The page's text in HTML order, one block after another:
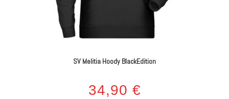
SV Melitia Hoody BlackEdition
34,90 €